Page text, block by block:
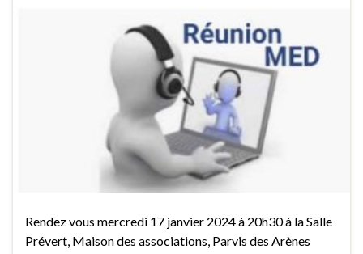
Rendez vous mercredi 17 janvier 2024 à 20h30 à la Salle
Prévert, Maison des associations, Parvis des Arènes